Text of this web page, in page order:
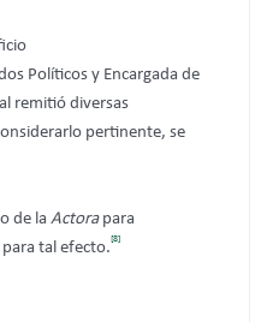
Políticos y Encargada de
remitió diversas
pertinente, se
de la Actorapara
tal efecto.
[8]